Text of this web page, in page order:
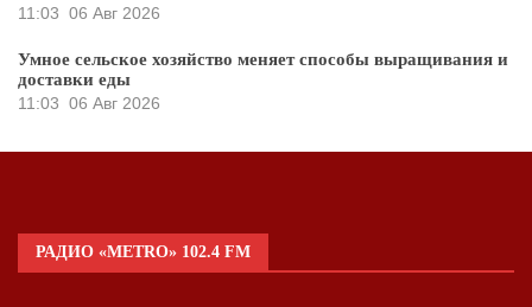
11:03 06 Авг 2026
Умное сельское хозяйство меняет способы выращивания и
доставки еды
11:03 06 Авг 2026
РАДИО «METRO» 102.4 FM